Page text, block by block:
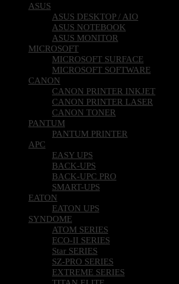
ASUS
ASUS DESKTOP / AIO
ASUS NOTEBOOK
ASUS MONITOR
MICROSOFT
MICROSOFT SURFACE
MICROSOFT SOFTWARE
CANON
CANON PRINTER INKJET
CANON PRINTER LASER
CANON TONER
PANTUM
PANTUM PRINTER
APC
EASY UPS
BACK-UPS
BACK-UPC PRO
SMART-UPS
EATON
EATON UPS
SYNDOME
ATOM SERIES
ECO-II SERIES
Star SERIES
SZ-PRO SERIES
EXTREME SERIES